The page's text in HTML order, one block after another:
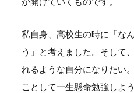
私自身、高校生の時に「な
う」と考えました。そして
れるような自分になりたい
ことして一生懸命勉強しよ